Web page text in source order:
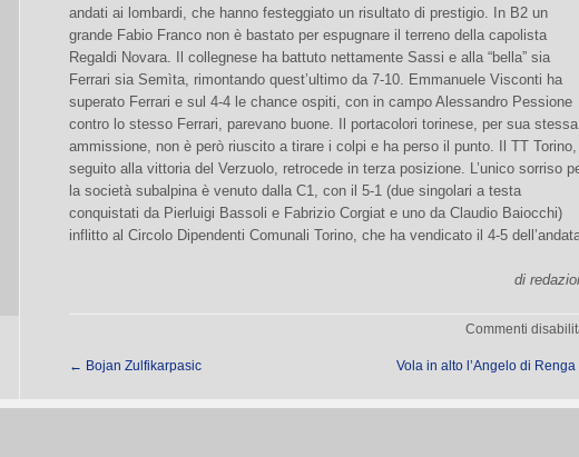
andati ai lombardi, che hanno festeggiato un risultato di prestigio. In B2 un
grande Fabio Franco non è bastato per espugnare il terreno della capolista
Regaldi Novara. Il collegnese ha battuto nettamente Sassi e alla “bella” sia
Ferrari sia Semìta, rimontando quest’ultimo da 7-10. Emmanuele Visconti ha
superato Ferrari e sul 4-4 le chance ospiti, con in campo Alessandro Pessione
contro lo stesso Ferrari, parevano buone. Il portacolori torinese, per sua stessa
ammissione, non è però riuscito a tirare i colpi e ha perso il punto. Il TT
seguito alla vittoria del Verzuolo, retrocede in terza posizione. L’unico sorriso
la società subalpina è venuto dalla C1, con il 5-1 (due singolari a testa
conquistati da Pierluigi Bassoli e Fabrizio Corgiat e uno da Claudio Baiocchi)
inflitto al Circolo Dipendenti Comunali Torino, che ha vendicato il 4-5
di
Commenti
← Bojan Zulfikarpasic Vola in alto l’Angelo di Renga